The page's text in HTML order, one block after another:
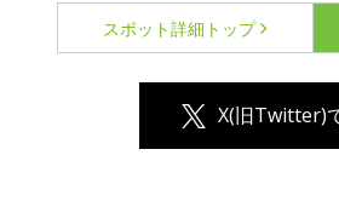
スポット詳細 トップ
X(旧Twitter)